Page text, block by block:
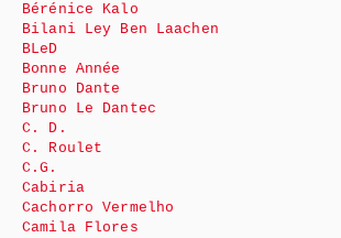
Bérénice Kalo
Bilani Ley Ben Laachen
BLeD
Bonne Année
Bruno Dante
Bruno Le Dantec
C. D.
C. Roulet
C.G.
Cabiria
Cachorro Vermelho
Camila Flores